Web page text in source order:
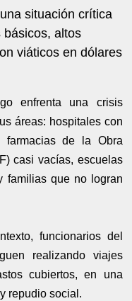
situación crítica
básicos, altos
viáticos en dólares
enfrenta una crisis
áreas: hospitales con
farmacias de la Obra
casi vacías, escuelas
familias que no logran
funcionarios del
realizando viajes
cubiertos, en una
repudio social.